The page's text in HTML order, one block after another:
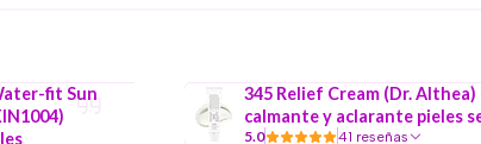
fit Sun
345 Relief Cream (Dr. Althea)
calmante y aclarante pieles
5.0 41 reseñas